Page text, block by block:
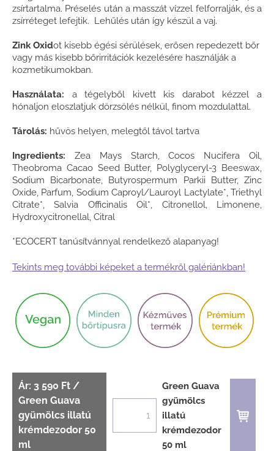
Ár: 3 590 Ft /
Green Guava
gyümölcs illatú
krémdezodor 50
ml
Green Guava
gyümölcs
illatú
krémdezodor
50 ml
zsírtartalma. Préselés után a masszát vízzel felforralják, és a
zsírréteget lefejtik. Lehűlés után így készül a vaj.
Zink Oxidot kisebb égési sérülések, erősen repedezett bőr
vagy más kisebb bőrirritációk kezelésére használják a
kozmetikumokban.
Használata: a tégelyből kivett kis darabot kézzel a
hónaljon eloszlatjuk dörzsölés nélkül, finom mozdulattal.
Tárolás: hűvös helyen, melegtől távol tartva
Ingredients: Zea Mays Starch, Cocos Nucifera Oil,
Theobroma Cacao Seed Butter, Polyglyceryl-3 Beeswax,
Sodium Bicarbonate, Butyrospermum Parkii Butter, Zinc
Oxide, Parfum, Sodium Caproyl/Lauroyl Lactylate*, Triethyl
Citrate*, Salvia Officinalis Oil*, Citronellol, Limonene,
Hydroxycitronellal, Citral
*ECOCERT tanúsítvánnyal rendelkező alapanyag!
Tekints meg további képeket a termékről galériánkban!